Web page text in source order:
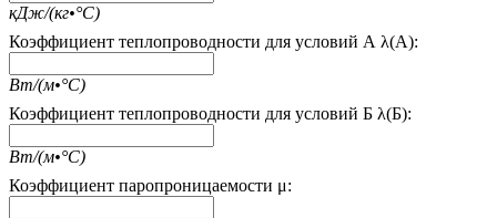
кДж/(кг•°С)
Коэффициент теплопроводности для условий А λ(А):
Вт/(м•°С)
Коэффициент теплопроводности для условий Б λ(Б):
Вт/(м•°С)
Коэффициент паропроницаемости μ: